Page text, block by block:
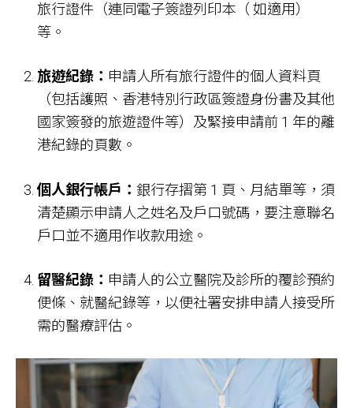
旅行證件（連同電子簽證列印本（ 如適用）
等。
旅遊紀錄： 申請人所有旅行證件的個人資料頁
（包括護照、香港特別行政區簽證身份書及其他
國家簽發的旅遊證件等）及緊接申請前 1 年的離
港紀錄的頁數。
個人銀行帳戶：銀行存摺第 1 頁、月結單等，須
清楚顯示申請人之姓名及戶口號碼，要注意聯名
戶口並不適用作收款用途。
留醫紀錄： 申請人的公立醫院及診所的覆診預約
便條、就醫紀錄等，以便社署安排申請人接受所
需的醫療評估。